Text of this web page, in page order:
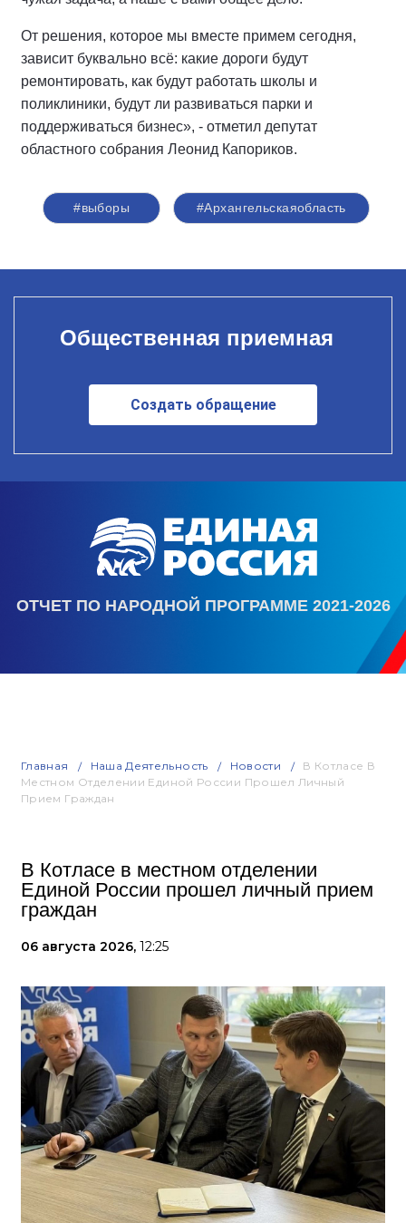
От решения, которое мы вместе примем сегодня,
зависит буквально всё: какие дороги будут
ремонтировать, как будут работать школы и
поликлиники, будут ли развиваться парки и
поддерживаться бизнес», - отметил депутат
областного собрания Леонид Капориков.
#выборы #Архангельскаяобласть
Общественная приемная
Создать обращение
ОТЧЕТ ПО НАРОДНОЙ ПРОГРАММЕ 2021-2026
Главная Наша Деятельность Новости
В Котласе В
Местном Отделении Единой России Прошел Личный
Прием Граждан
В Котласе в местном отделении
Единой России прошел личный прием
граждан
06 августа 2026, 12:25